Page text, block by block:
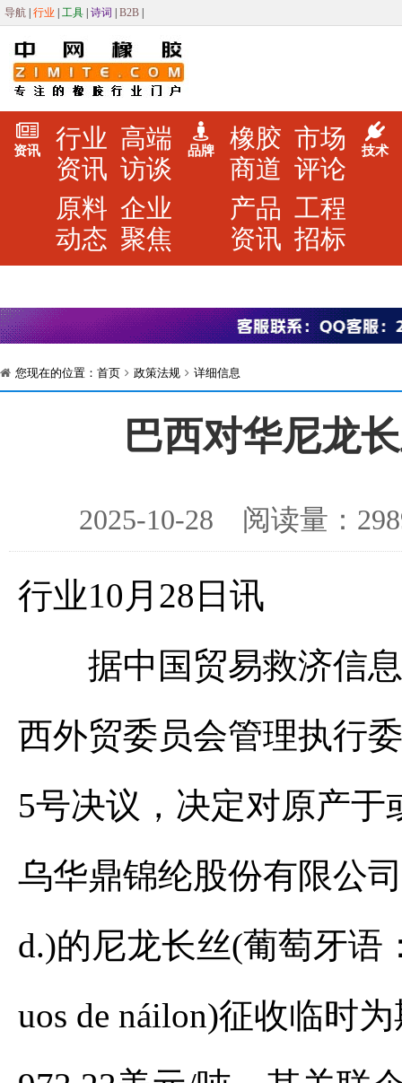
导航 行业 工具 诗词 B2B
资讯
行业
资讯
高端
访谈
原料
动态
企业
聚焦
品牌
橡胶
商道
市场
评论
产品
资讯
工程
招标
技术
您现在的位置： 首页 政策法规 详细信息
巴西对华尼龙
2025-10-28 阅读量：
行业10月28日讯
据中国贸易救济信息
西外贸委员会管理执行
5号决议，决定对原产
乌华鼎锦纶股份有限公
d.)的尼龙长丝(葡萄牙语
uos de náilon)征收临时